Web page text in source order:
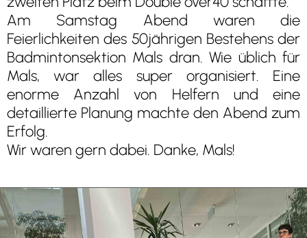
Am Samstag Abend waren die
Feierlichkeiten des 50jährigen Bestehens der
Badmintonsektion Mals dran. Wie üblich für
Mals, war alles super organisiert. Eine
enorme Anzahl von Helfern und eine
detaillierte Planung machte den Abend zum
Erfolg.
Wir waren gern dabei. Danke, Mals!